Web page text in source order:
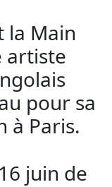
la Main
artiste
pour sa
à Paris.
juin de